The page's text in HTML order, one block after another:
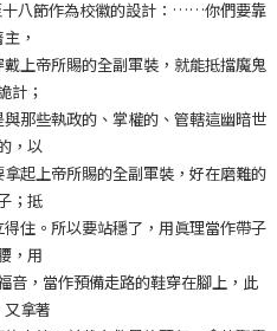
十八節作為校徽的設計：……你們要靠
，
上帝所賜的全副軍裝，就能抵擋魔鬼
計；
那些執政的、掌權的、管轄這幽暗世
，以
起上帝所賜的全副軍裝，好在磨難的
；抵
住。所以要站穩了，用眞理當作帶子
，用
音，當作預備走路的鞋穿在腳上，此
又拿著